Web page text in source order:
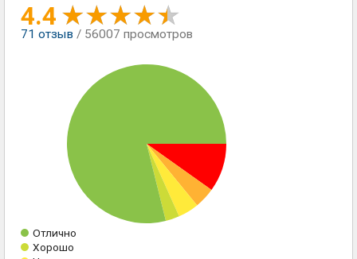
4.4
71 отзыв / 56007 просмотров
Отлично
Хорошо